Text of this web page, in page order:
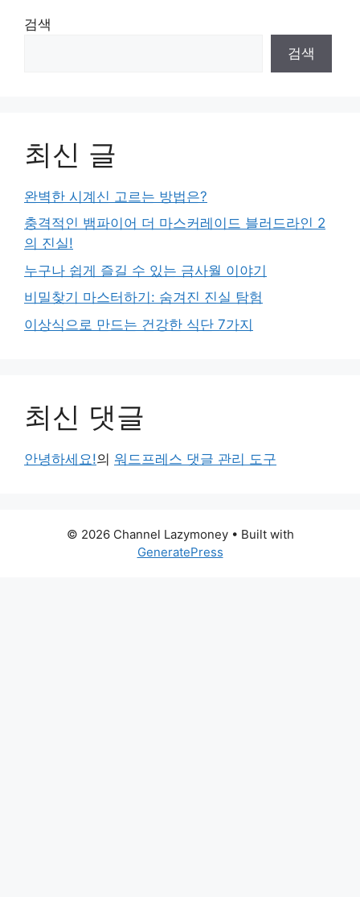
검색
검색
최신 글
완벽한 시계신 고르는 방법은?
충격적인 뱀파이어 더 마스커레이드 블러드라인 2
의 진실!
누구나 쉽게 즐길 수 있는 금사월 이야기
비밀찾기 마스터하기: 숨겨진 진실 탐험
이상식으로 만드는 건강한 식단 7가지
최신 댓글
안녕하세요!의 워드프레스 댓글 관리 도구
© 2026 Channel Lazymoney• Built with
GeneratePress